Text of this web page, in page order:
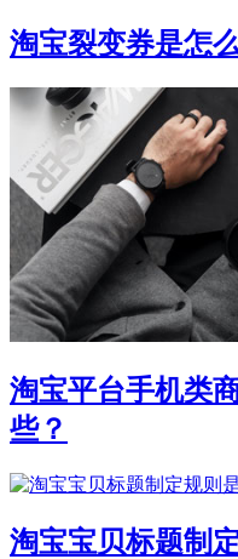
淘宝裂变券是怎
淘宝平台手机类
些？
淘宝宝贝标题制